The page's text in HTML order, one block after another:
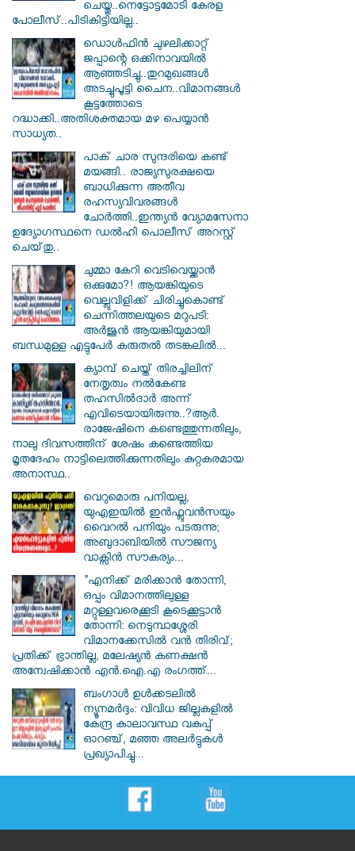
ചെയ്തു..നെട്ടോട്ടമോടി കേരള
പോലീസ്..പിടികിട്ടിയില്ല..
ഡൊൾഫിൻ ചുഴലിക്കാറ്റ്
ജപ്പാന്റെ ഒക്കിനാവയിൽ
ആഞ്ഞടിച്ചു..തുറമുഖങ്ങൾ
അടച്ചുപൂട്ടി ചൈന..വിമാനങ്ങൾ
കൂട്ടത്തോടെ
റദ്ധാക്കി..അതിശക്തമായ മഴ പെയ്യാൻ
സാധ്യത..
പാക് ചാര സുന്ദരിയെ കണ്ട്
മയങ്ങി.. രാജ്യസുരക്ഷയെ
ബാധിക്കുന്ന അതീവ
രഹസ്യവിവരങ്ങൾ
ചോർത്തി..ഇന്ത്യൻ വ്യോമസേനാ
ഉദ്യോഗസ്ഥനെ ഡൽഹി പൊലീസ് അറസ്റ്റ്
ചെയ്‌തു..
ചുമ്മാ കേറി വെടിവെയ്ക്കാൻ
ഒക്കുമോ?! ആയങ്കിയുടെ
വെല്ലുവിളിക്ക് ചിരിച്ചുകൊണ്ട്
ചെന്നിത്തലയുടെ മറുപടി:
അർജുൻ ആയങ്കിയുമായി
ബന്ധമുള്ള എട്ടുപേർ കരുതൽ തടങ്കലിൽ...
ക്യാമ്പ് ചെയ്ത് തിരച്ചിലിന്
നേതൃത്വം നല്‍കേണ്ട
തഹസില്‍ദാര്‍ അന്ന്
എവിടെയായിരുന്നു..?ആര്‍.
രാജേഷിനെ കണ്ടെത്തുന്നതിലും,
നാലു ദിവസത്തിന് ശേഷം കണ്ടെത്തിയ
മൃതദേഹം നാട്ടിലെത്തിക്കുന്നതിലും കുറ്റകരമായ
അനാസ്ഥ..
വെറുമൊരു പനിയല്ല,
യുഎഇയിൽ ഇൻഫ്ലുവൻസയും
വൈറൽ പനിയും പടരുന്നു;
അബുദാബിയിൽ സൗജന്യ
വാക്സിൻ സൗകര്യം...
"എനിക്ക് മരിക്കാൻ തോന്നി,
ഒപ്പം വിമാനത്തിലുള്ള
മറ്റുള്ളവരെക്കൂടി കൂടെക്കൂട്ടാൻ
തോന്നി: നെടുമ്പാശ്ശേരി
വിമാനക്കേസിൽ വൻ തിരിവ്;
പ്രതിക്ക് ഭ്രാന്തില്ല, മലേഷ്യൻ കണക്ഷൻ
അന്വേഷിക്കാൻ എൻ.ഐ.എ രംഗത്ത്...
ബംഗാൾ ഉൾക്കടലിൽ
ന്യൂനമർദ്ദം: വിവിധ ജില്ലകളിൽ
കേന്ദ്ര കാലാവസ്ഥ വകുപ്പ്
ഓറഞ്ച്, മഞ്ഞ അലർട്ടുകൾ
പ്രഖ്യാപിച്ചു...